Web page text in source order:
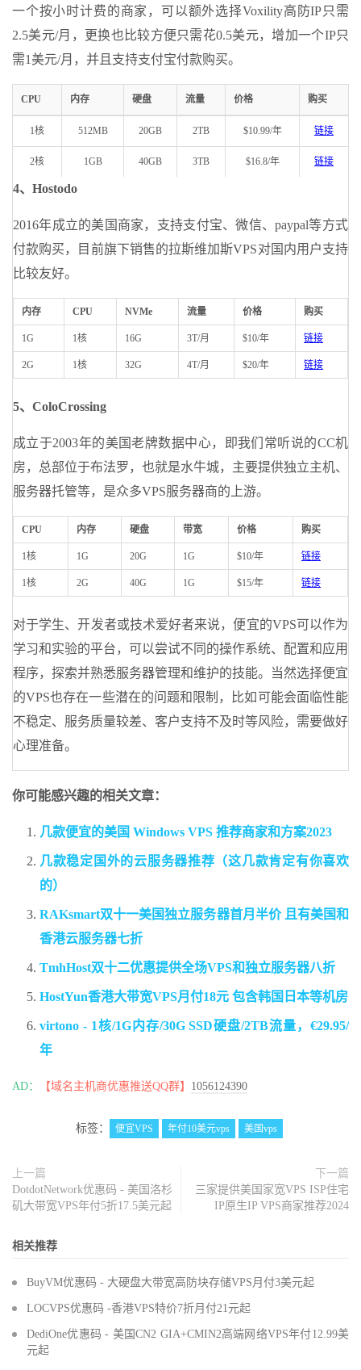
一个按小时计费的商家，可以额外选择Voxility高防IP只需
2.5美元/月，更换也比较方便只需花0.5美元，增加一个IP只
需1美元/月，并且支持支付宝付款购买。
CPU 内存 硬盘 流量 价格 购买
1核 512MB 20GB 2TB $10.99/年 链接
2核 1GB 40GB 3TB $16.8/年 链接
4、Hostodo
2016年成立的美国商家，支持支付宝、微信、paypal等方式
付款购买，目前旗下销售的拉斯维加斯VPS对国内用户支持
比较友好。
内存 CPU NVMe 流量 价格 购买
1G 1核 16G 3T/月 $10/年 链接
2G 1核 32G 4T/月 $20/年 链接
5、ColoCrossing
成立于2003年的美国老牌数据中心，即我们常听说的CC机
房，总部位于布法罗，也就是水牛城，主要提供独立主机、
服务器托管等，是众多VPS服务器商的上游。
CPU 内存 硬盘 带宽 价格 购买
1核 1G 20G 1G $10/年 链接
1核 2G 40G 1G $15/年 链接
对于学生、开发者或技术爱好者来说，便宜的VPS可以作为
学习和实验的平台，可以尝试不同的操作系统、配置和应用
程序，探索并熟悉服务器管理和维护的技能。当然选择便宜
的VPS也存在一些潜在的问题和限制，比如可能会面临性能
不稳定、服务质量较差、客户支持不及时等风险，需要做好
心理准备。
你可能感兴趣的相关文章：
几款便宜的美国 Windows VPS 推荐商家和方案2023
几款稳定国外的云服务器推荐（这几款肯定有你喜欢
的）
RAKsmart双十一美国独立服务器首月半价 且有美国和
香港云服务器七折
TmhHost双十二优惠提供全场VPS和独立服务器八折
HostYun香港大带宽VPS月付18元 包含韩国日本等机房
virtono - 1核/1G内存/30G SSD硬盘/2TB流量，€29.95/
年
AD： 【域名主机商优惠推送QQ群】 1056124390
标签： 便宜VPS 年付10美元vps 美国vps
上一篇
DotdotNetwork优惠码 - 美国洛杉
矶大带宽VPS年付5折17.5美元起
下一篇
三家提供美国家宽VPS ISP住宅
IP原生IP VPS商家推荐2024
相关推荐
BuyVM优惠码 - 大硬盘大带宽高防块存储VPS月付3美元起
LOCVPS优惠码 -香港VPS特价7折月付21元起
DediOne优惠码 - 美国CN2 GIA+CMIN2高端网络VPS年付12.99美
元起